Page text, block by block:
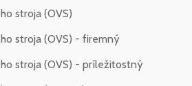
stroja (OVS)
stroja (OVS) - firemný
stroja (OVS) - príležitostný